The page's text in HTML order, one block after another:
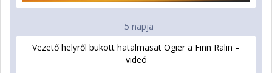
5 napja
Vezető helyről bukott hatalmasat Ogier a Finn Ralin –
videó